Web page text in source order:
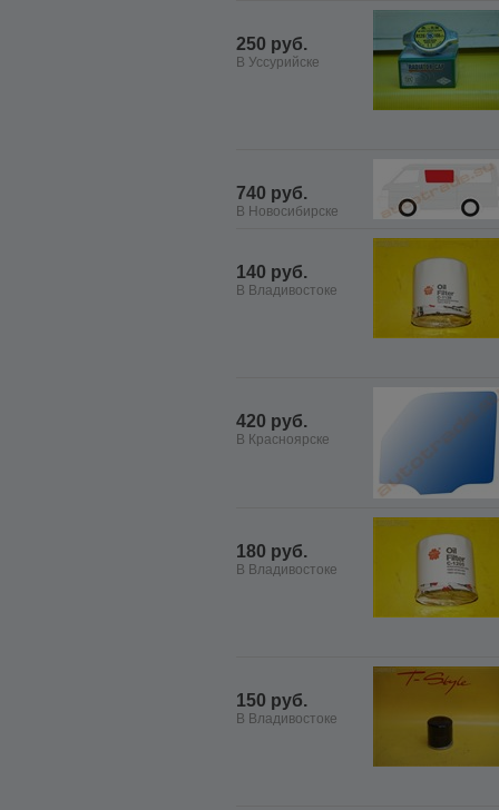
250 руб.
В Уссурийске
740 руб.
В Новосибирске
140 руб.
В Владивостоке
420 руб.
В Красноярске
180 руб.
В Владивостоке
150 руб.
В Владивостоке